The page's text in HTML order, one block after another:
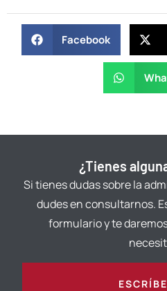
Facebook
¿Tienes
Si tienes dudas sobre la
dudes en consultarnos.
formulario y te